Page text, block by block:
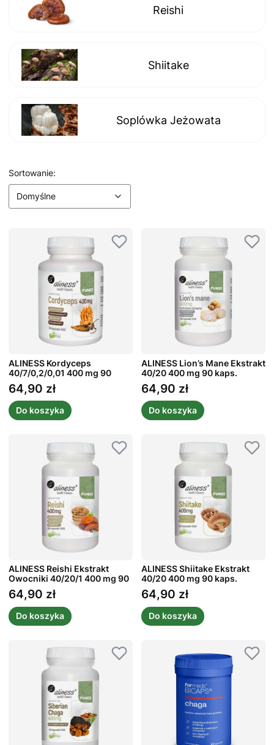
Reishi
Shiitake
Soplówka Jeżowata
Lista produktów
Sortowanie:Domyślne
Domyślne
ALINESS Kordyceps
40/7/0,2/0,01 400 mg 90
kaps.
Cena
64,90 zł
Do koszyka
ALINESS Lion’s Mane Ekstrakt
40/20 400 mg 90 kaps.
Cena
64,90 zł
Do koszyka
ALINESS Reishi Ekstrakt
Owocniki 40/20/1 400 mg 90
kaps.
Cena
64,90 zł
Do koszyka
ALINESS Shiitake Ekstrakt
40/20 400 mg 90 kaps.
Cena
64,90 zł
Do koszyka